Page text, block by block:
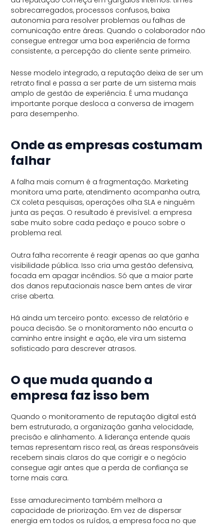
sobrecarregados, processos confusos, baixa
autonomia para resolver problemas ou falhas de
comunicação entre áreas. Quando o colaborador não
consegue entregar uma boa experiência de forma
consistente, a percepção do cliente sente primeiro.
Nesse modelo integrado, a reputação deixa de ser um
retrato final e passa a ser parte de um sistema mais
amplo de gestão de experiência. É uma mudança
importante porque desloca a conversa de imagem
para desempenho.
Onde as empresas costumam
falhar
A falha mais comum é a fragmentação. Marketing
monitora uma parte, atendimento acompanha outra,
CX coleta pesquisas, operações olha SLA e ninguém
junta as peças. O resultado é previsível: a empresa
sabe muito sobre cada pedaço e pouco sobre o
problema real.
Outra falha recorrente é reagir apenas ao que ganha
visibilidade pública. Isso cria uma gestão defensiva,
focada em apagar incêndios. Só que a maior parte
dos danos reputacionais nasce bem antes de virar
crise aberta.
Há ainda um terceiro ponto: excesso de relatório e
pouca decisão. Se o monitoramento não encurta o
caminho entre insight e ação, ele vira um sistema
sofisticado para descrever atrasos.
O que muda quando a
empresa faz isso bem
Quando o monitoramento de reputação digital está
bem estruturado, a organização ganha velocidade,
precisão e alinhamento. A liderança entende quais
temas representam risco real, as áreas responsáveis
recebem sinais claros do que corrigir e o negócio
consegue agir antes que a perda de confiança se
torne mais cara.
Esse amadurecimento também melhora a
capacidade de priorização. Em vez de dispersar
energia em todos os ruídos, a empresa foca no que